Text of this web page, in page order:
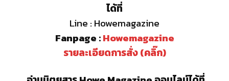
ได้ที่
Line : Howemagazine
Fanpage :Howemagazine
รายละเอียดการสั่ง (คลิ๊ก)